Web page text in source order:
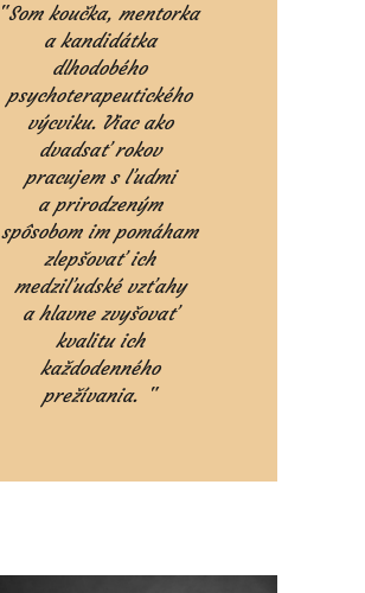
"Som koučka, mentorka
a kandidátka
dlhodobého
psychoterapeutického
výcviku. Viac ako
dvadsať rokov
pracujem s ľudmi
a prirodzeným
spôsobom im pomáham
zlepšovať ich
medziľudské vzťahy
a hlavne zvyšovať
kvalitu ich
každodenného
prežívania. "